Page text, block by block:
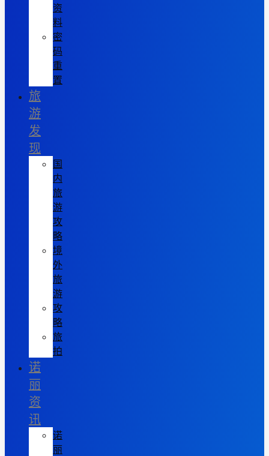
资
料
密
码
重
置
旅
游
发
现
国
内
旅
游
攻
略
境
外
旅
游
攻
略
旅
拍
诺
丽
资
讯
诺
丽